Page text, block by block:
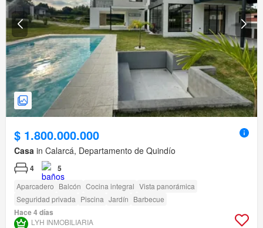
$ 1.800.000.000
Casa in Calarcá, Departamento de Quindío
4 5
Aparcadero Balcón Cocina integral Vista panorámica
Seguridad privada Piscina Jardín Barbecue
Hace 4 días
LYH INMOBILIARIA